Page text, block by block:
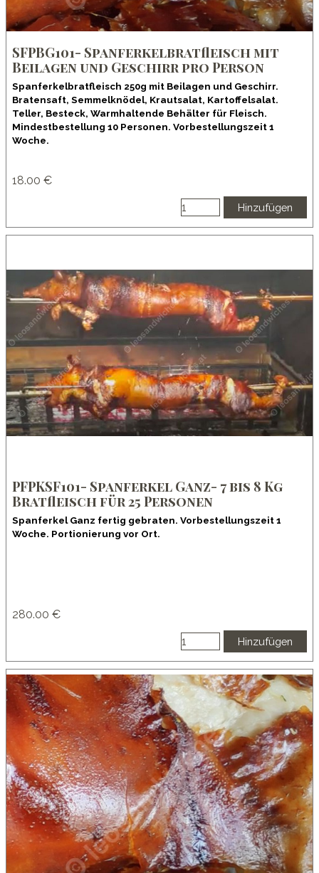
SFPBG101- Spanferkelbratfleisch mit
Beilagen und Geschirr pro Person
Spanferkelbratfleisch 250g mit Beilagen und Geschirr.
Bratensaft, Semmelknödel, Krautsalat, Kartoffelsalat.
Teller, Besteck, Warmhaltende Behälter für Fleisch.
Mindestbestellung 10 Personen. Vorbestellungszeit 1
Woche.
18.00 €
Hinzufügen
PFPKSF101- Spanferkel Ganz- 7 bis 8 Kg
Bratfleisch für 25 Personen
Spanferkel Ganz fertig gebraten. Vorbestellungszeit 1
Woche. Portionierung vor Ort.
280.00 €
Hinzufügen